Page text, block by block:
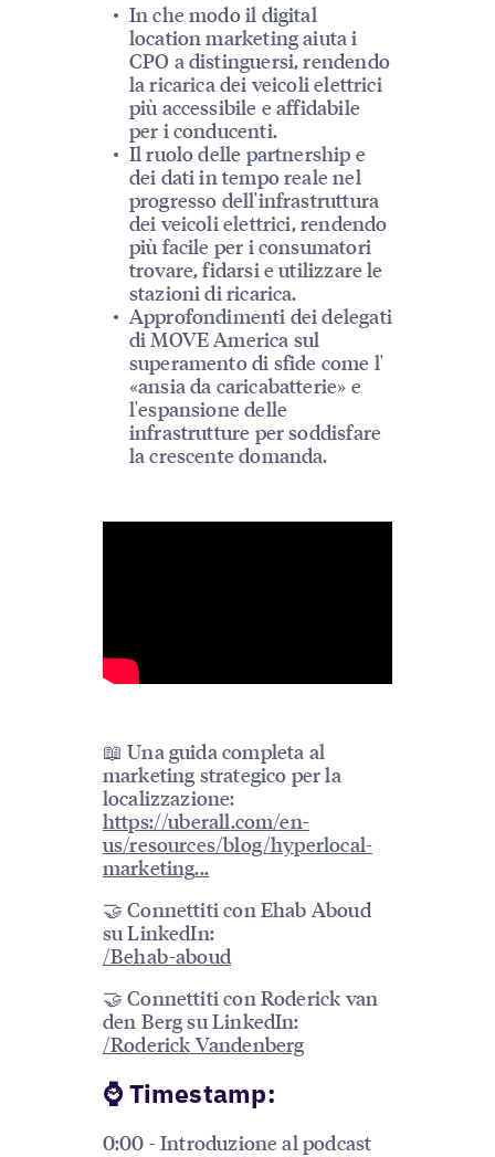
In che modo il digital
location marketing aiuta i
CPO a distinguersi, rendendo
la ricarica dei veicoli elettrici
più accessibile e affidabile
per i conducenti.
Il ruolo delle partnership e
dei dati in tempo reale nel
progresso dell'infrastruttura
dei veicoli elettrici, rendendo
più facile per i consumatori
trovare, fidarsi e utilizzare le
stazioni di ricarica.
Approfondimenti dei delegati
di MOVE America sul
superamento di sfide come l'
«ansia da caricabatterie» e
l'espansione delle
infrastrutture per soddisfare
la crescente domanda.
📖 Una guida completa al
marketing strategico per la
localizzazione:
https://uberall.com/en-
us/resources/blog/hyperlocal-
marketing...
🤝 Connettiti con Ehab Aboud
su LinkedIn:
/Behab-aboud
🤝 Connettiti con Roderick van
den Berg su LinkedIn:
/Roderick Vandenberg
️⌚️ Timestamp:
0:00 - Introduzione al podcast